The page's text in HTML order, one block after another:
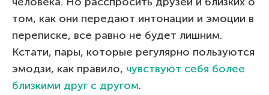
том, как они передают интонации и эмоции в
переписке, все равно не будет лишним.
Кстати, пары, которые регулярно пользуются
эмодзи, как правило, чувствуют себя более
близкими друг с другом.